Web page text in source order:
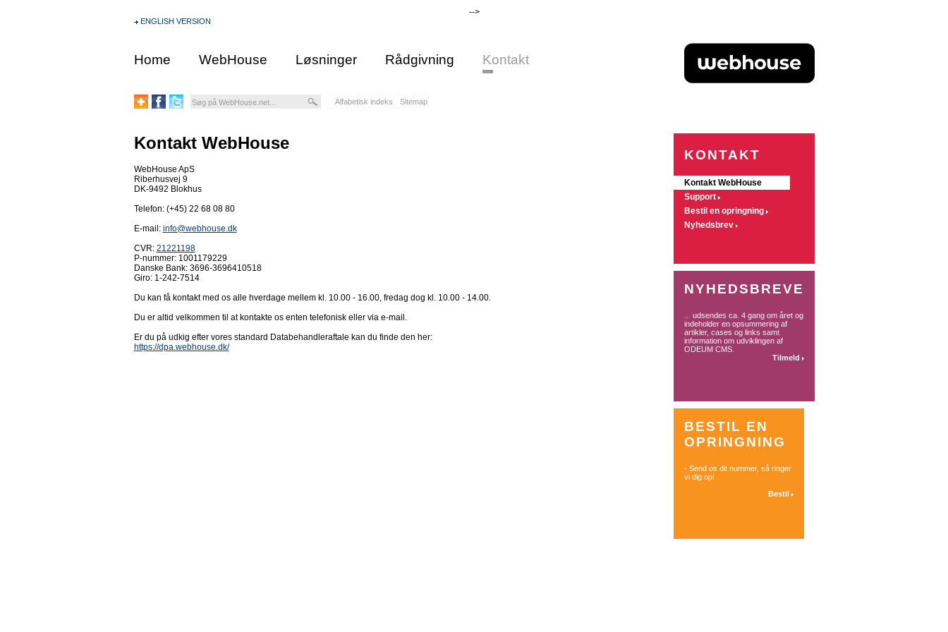
-->
ENGLISH VERSION
Home WebHouse Løsninger Rådgivning Kontakt
Alfabetisk indeks Sitemap
Kontakt WebHouse
WebHouse ApS
Riberhusvej 9
DK-9492 Blokhus
Telefon: (+45) 22 68 08 80
E-mail: info@webhouse.dk
CVR: 21221198
P-nummer: 1001179229
Danske Bank: 3696-3696410518
Giro: 1-242-7514
Du kan få kontakt med os alle hverdage mellem kl. 10.00 - 16.00, fredag dog kl. 10.00 - 14.00.
Du er altid velkommen til at kontakte os enten telefonisk eller via e-mail.
Er du på udkig efter vores standard Databehandleraftale kan du finde den her:
https://dpa.webhouse.dk/
KONTAKT
Kontakt WebHouse
Support
Bestil en opringning
Nyhedsbrev
NYHEDSBREVE
... udsendes ca. 4 gang om året og
indeholder en opsummering af
artikler, cases og links samt
information om udviklingen af
ODEUM CMS.
Tilmeld
BESTIL EN
OPRINGNING
- Send os dit nummer, så ringer
vi dig op!
Bestil